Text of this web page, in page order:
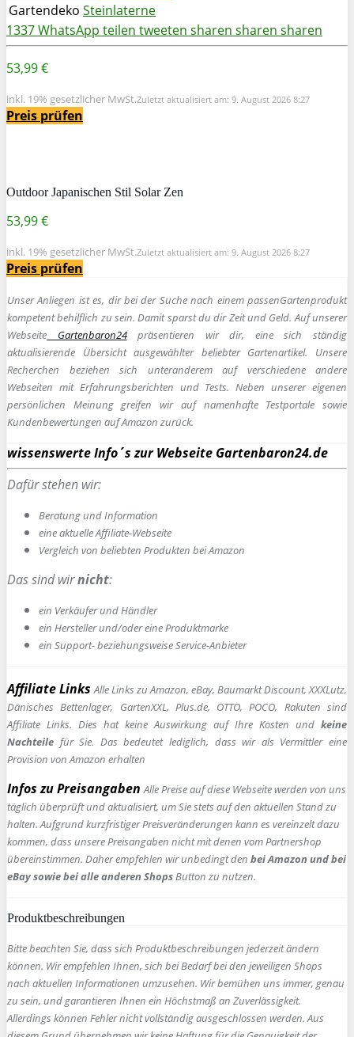
Gartendeko Steinlaterne
1337WhatsApp teilen tweeten sharen sharen sharen
53,99 €
inkl. 19% gesetzlicher MwSt.Zuletzt aktualisiert am: 9. August 2026 8:27
Preis prüfen
Outdoor Japanischen Stil Solar Zen
53,99 €
inkl. 19% gesetzlicher MwSt.Zuletzt aktualisiert am: 9. August 2026 8:27
Preis prüfen
Unser Anliegen ist es, dir bei der Suche nach einem passenGartenprodukt
kompetent behilflich zu sein.Damit sparst du dir Zeit und Geld. Auf unserer
Webseite Gartenbaron24präsentieren wir dir, eine sich ständig
aktualisierende Übersicht ausgewählter beliebter Gartenartikel. Unsere
Recherchen beziehen sich unteranderem auf verschiedene andere
Webseiten mit Erfahrungsberichten und Tests. Neben unserer eigenen
persönlichen Meinung greifen wir auf namenhafte Testportale sowie
Kundenbewertungen auf Amazon zurück.
wissenswerte Info´s zur Webseite Gartenbaron24.de
Dafür stehen wir:
Beratung und Information
eine aktuelle Affiliate-Webseite
Vergleich von beliebten Produkten bei Amazon
Das sind wirnicht:
ein Verkäufer und Händler
ein Hersteller und/oder eine Produktmarke
ein Support- beziehungsweise Service-Anbieter
Affiliate Links Alle Links zu Amazon, eBay, Baumarkt Discount, XXXLutz,
Dänisches Bettenlager, GartenXXL, Plus.de, OTTO, POCO, Rakuten sind
Affiliate Links. Dies hat keine Auswirkung auf Ihre Kosten und keine
Nachteile für Sie. Das bedeutet lediglich, dass wir als Vermittler eine
Provision von Amazon erhalten
Infos zu Preisangaben Alle Preise auf diese Webseite werden von uns
täglich überprüft und aktualisiert, um Sie stets auf den aktuellen Stand zu
halten. Aufgrund kurzfristiger Preisveränderungen kann es vereinzelt dazu
kommen, dass unsere Preisangaben nicht mit denen vom Partnershop
übereinstimmen. Daher empfehlen wir unbedingt den bei Amazon und bei
eBay sowie bei alle anderen ShopsButton zu nutzen.
Produktbeschreibungen
Bitte beachten Sie, dass sich Produktbeschreibungen jederzeit ändern
können. Wir empfehlen Ihnen, sich bei Bedarf bei den jeweiligen Shops
nach aktuellen Informationen umzusehen. Wir bemühen uns immer, genau
zu sein, und garantieren Ihnen ein Höchstmaß an Zuverlässigkeit.
Allerdings können Fehler nicht vollständig ausgeschlossen werden. Aus